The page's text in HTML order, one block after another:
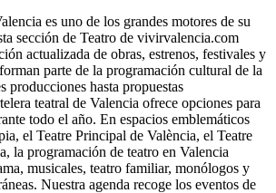
es uno de los grandes motores de su
sección de Teatro de vivirvalencia.com
actualizada de obras, estrenos, festivales y
parte de la programación cultural de la
producciones hasta propuestas
teatral de Valencia ofrece opciones para
todo el año. En espacios emblemáticos
el Teatre Principal de València, el Teatre
la programación de teatro en Valencia
musicales, teatro familiar, monólogos y
Nuestra agenda recoge los eventos de